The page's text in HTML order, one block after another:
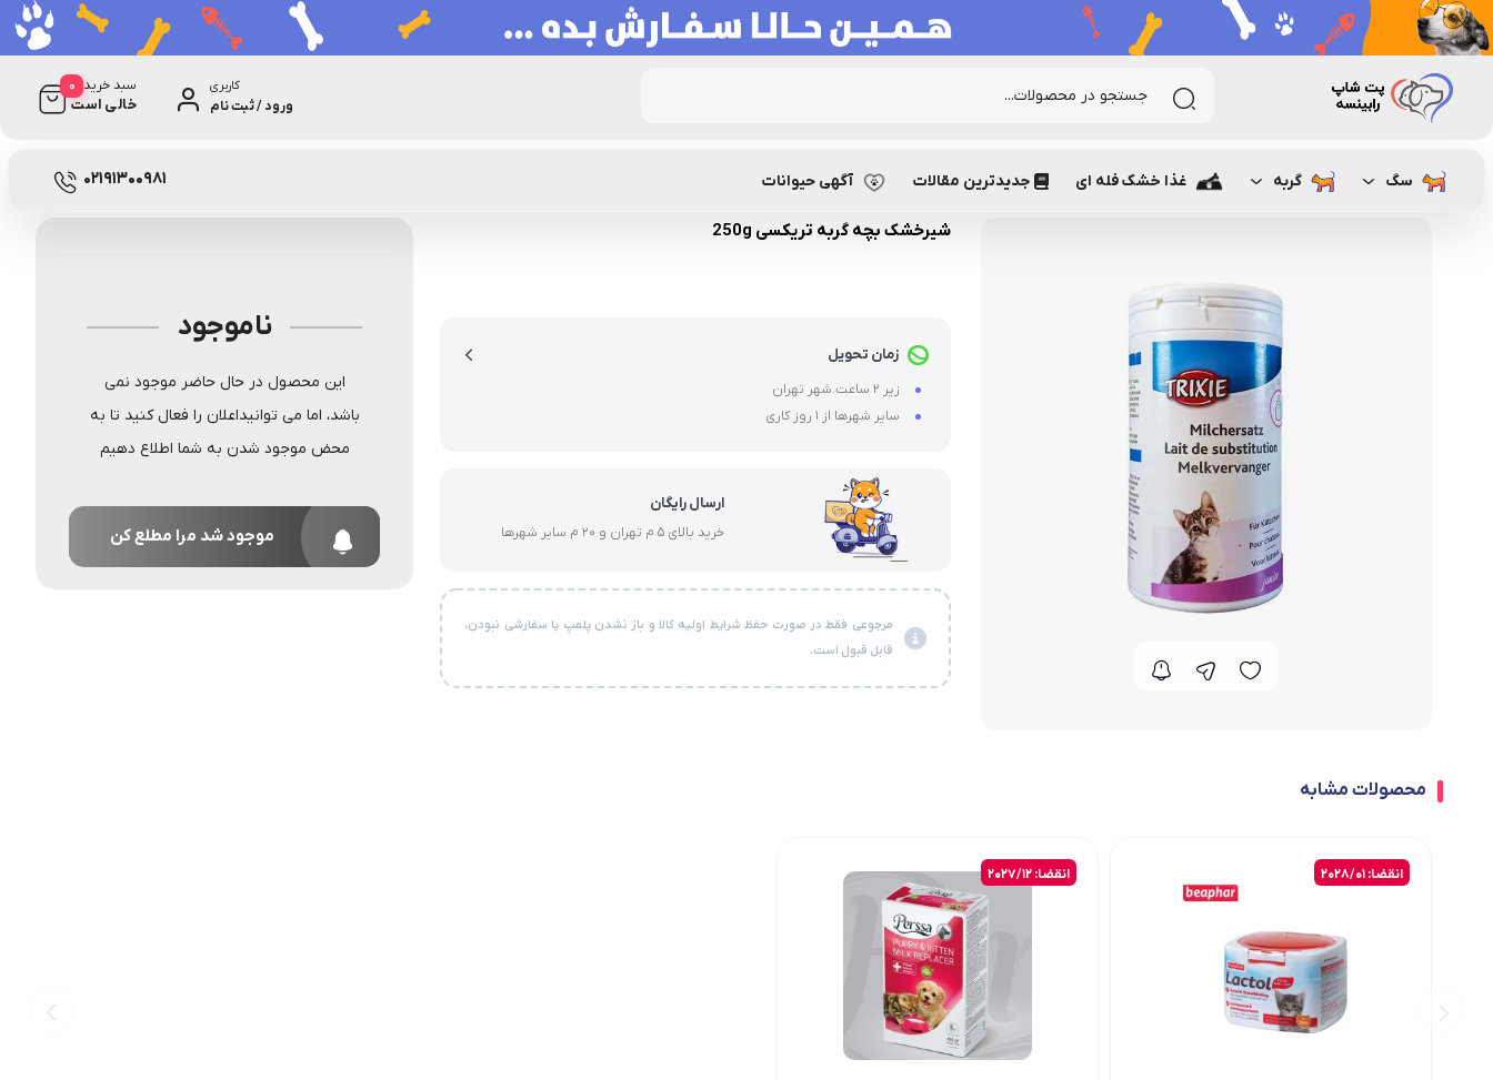
کاربری
ورود / ثبت نام
سبد خرید
خالی است
0
سگ گربه غذا خشک فله ای جدیدترین مقالات آگهی حیوانات 02191300981
رابینسه T-42149
شیرخشک بچه گربه تریکسی 250g
زمان تحویل
زیر 2 ساعت شهر تهران
سایر شهرها از 1 روز کاری
ارسال رایگان
خرید بالای 5 م تهران و 20 م سایر شهرها
مرجوعی فقط در صورت حفظ شرایط اولیه کالا و باز نشدن پلمپ یا سفارشی نبودن،
قابل قبول است.
ناموجود
این محصول در حال حاضر موجود نمی
باشد، اما می توانیداعلان را فعال کنید تا به
محض موجود شدن به شما اطلاع دهیم
موجود شد مرا مطلع کن
محصولات مشابه
انقضا: 2028/01 انقضا: 2027/12